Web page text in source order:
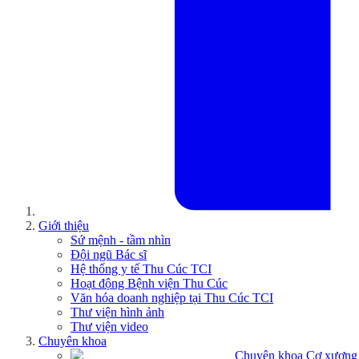
Giới thiệu
Sứ mệnh - tầm nhìn
Đội ngũ Bác sĩ
Hệ thống y tế Thu Cúc TCI
Hoạt động Bệnh viện Thu Cúc
Văn hóa doanh nghiệp tại Thu Cúc TCI
Thư viện hình ảnh
Thư viện video
Chuyên khoa
Chuyên khoa Cơ